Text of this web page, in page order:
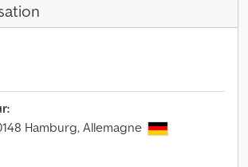
Hamburg, Allemagne